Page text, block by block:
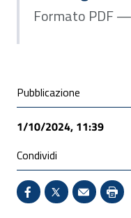
Formato PDF
Condivisione
Pubblicazione
1/10/2024, 11:39
Condividi
Condividi su
X - SitoInvio